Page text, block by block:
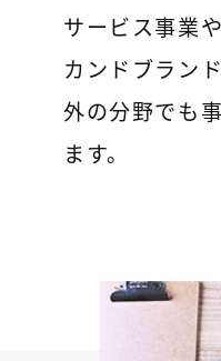
サービス事業
カンドブラン
外の分野でも
ます。